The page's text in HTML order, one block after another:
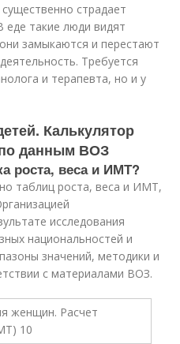
страдает
еде такие люди видят
замыкаются и перестают
Требуется
и терапевта, но и у
Калькулятор
по данным ВОЗ
роста, веса и ИМТ?
таблиц роста, веса и ИМТ,
исследования
национальностей и
значений, методики и
с материалами ВОЗ.